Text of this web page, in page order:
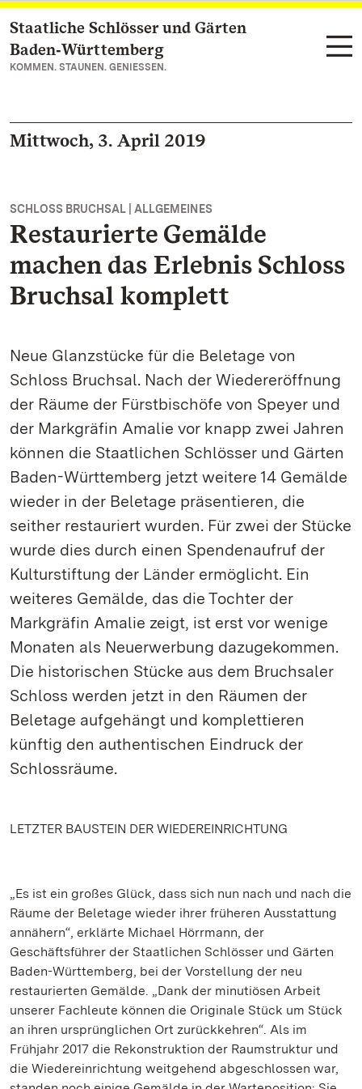
Zum Hauptinhalt springen
Staatliche Schlösser und Gärten
Baden‑Württemberg
KOMMEN. STAUNEN. GENIESSEN.
Mittwoch, 3. April 2019
SCHLOSS BRUCHSAL | ALLGEMEINES
Restaurierte Gemälde
machen das Erlebnis Schloss
Bruchsal komplett
Neue Glanzstücke für die Beletage von
Schloss Bruchsal. Nach der Wiedereröffnung
der Räume der Fürstbischöfe von Speyer und
der Markgräfin Amalie vor knapp zwei Jahren
können die Staatlichen Schlösser und Gärten
Baden-Württemberg jetzt weitere 14 Gemälde
wieder in der Beletage präsentieren, die
seither restauriert wurden. Für zwei der Stücke
wurde dies durch einen Spendenaufruf der
Kulturstiftung der Länder ermöglicht. Ein
weiteres Gemälde, das die Tochter der
Markgräfin Amalie zeigt, ist erst vor wenige
Monaten als Neuerwerbung dazugekommen.
Die historischen Stücke aus dem Bruchsaler
Schloss werden jetzt in den Räumen der
Beletage aufgehängt und komplettieren
künftig den authentischen Eindruck der
Schlossräume.
LETZTER BAUSTEIN DER WIEDEREINRICHTUNG
„Es ist ein großes Glück, dass sich nun nach und nach die
Räume der Beletage wieder ihrer früheren Ausstattung
annähern“, erklärte Michael Hörrmann, der
Geschäftsführer der Staatlichen Schlösser und Gärten
Baden-Württemberg, bei der Vorstellung der neu
restaurierten Gemälde. „Dank der minutiösen Arbeit
unserer Fachleute können die Originale Stück um Stück
an ihren ursprünglichen Ort zurückkehren“. Als im
Frühjahr 2017 die Rekonstruktion der Raumstruktur und
die Wiedereinrichtung weitgehend abgeschlossen war,